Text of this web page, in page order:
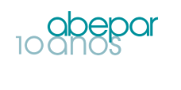
conteúdo